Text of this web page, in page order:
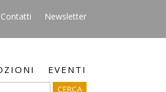
Contatti Newsletter
EVENTI